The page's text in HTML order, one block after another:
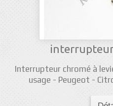
Interrupteur chromé à
usage - Peugeot -